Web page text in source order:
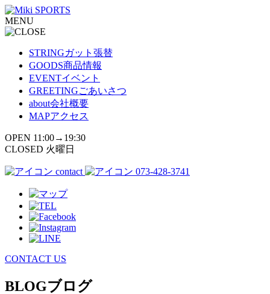
コ
ン
テ
MENU
STRINGガット張替
GOODS商品情報
EVENTイベント
GREETINGごあいさつ
about会社概要
MAPアクセス
OPEN 11:00→19:30
CLOSED 火曜日
contact 073-428-3741
CONTACT US
BLOGブログ